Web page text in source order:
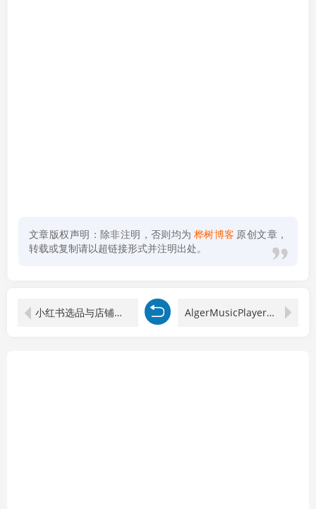
文章版权声明：除非注明，否则均为 桦树博客 原创文章，
转载或复制请以超链接形式并注明出处。
小红书选品与店铺运营秘籍，抖店拼多多货源筛选，爆款笔记+直播流量攻略 AlgerMusicPlayer播放器v4.7.1